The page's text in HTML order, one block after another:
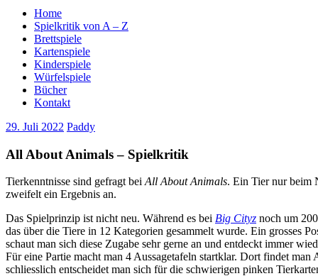
Home
Spielkritik von A – Z
Brettspiele
Kartenspiele
Kinderspiele
Würfelspiele
Bücher
Kontakt
29. Juli 2022 Paddy
All About Animals – Spielkritik
Tierkenntnisse sind gefragt beiAll About Animals. Ein Tier nur beim
zweifelt ein Ergebnis an.
Das Spielprinzip ist nicht neu. Während es bei Big Cityz noch um
das über die Tiere in 12 Kategorien gesammelt wurde. Ein grosses
schaut man sich diese Zugabe sehr gerne an und entdeckt immer
Für eine Partie macht man 4 Aussagetafeln startklar. Dort findet
schliesslich entscheidet man sich für die schwierigen pinken